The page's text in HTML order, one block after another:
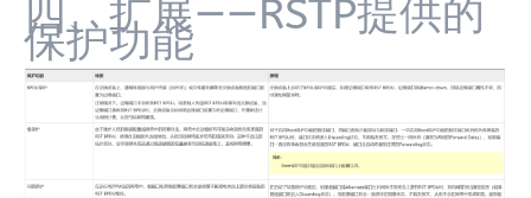
四、扩展——RSTP提供的
保护功能